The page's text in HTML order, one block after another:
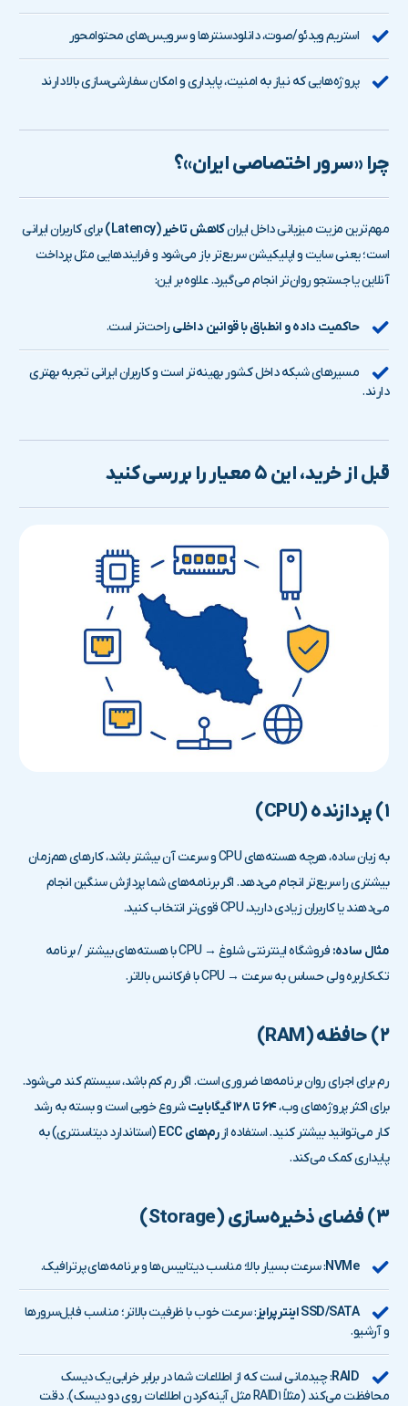
استریم ویدئو/صوت، دانلودسنترها و سرویس‌های محتوامحور
پروژه‌هایی که نیاز به امنیت، پایداری و امکان سفارشی‌سازی بالا دارند
چرا «سرور اختصاصی ایران»؟
مهم‌ترین مزیت میزبانی داخل ایرانکاهش تاخیر (Latency)
برای کاربران ایرانی
است؛ یعنی سایت و اپلیکیشن سریع‌تر باز می‌شود و فرایندهایی مثل پرداخت
آنلاین یا جستجو روان‌تر انجام می‌گیرد. علاوه بر این:
حاکمیت داده و انطباق با قوانین داخلی راحت‌تر است.
مسیرهای شبکه داخل کشور بهینه‌تر است و کاربران ایرانی تجربه بهتری
دارند.
قبل از خرید، این ۵ معیار را بررسی کنید
۱) پردازنده (CPU)
به زبان ساده، هرچه هسته‌های CPU و سرعت آن بیشتر باشد، کارهای هم‌زمان
بیشتری را سریع‌تر انجام می‌دهد. اگر برنامه‌های شما پردازش سنگین انجام
می‌دهند یا کاربران زیادی دارید، CPU قوی‌تر انتخاب کنید.
مثال ساده:
فروشگاه اینترنتی شلوغ → CPU با هسته‌های بیشتر / برنامه
تک‌کاربره ولی حساس به سرعت → CPU با فرکانس بالاتر.
۲) حافظه (RAM)
رم برای اجرای روان برنامه‌ها ضروری است. اگر رم کم باشد، سیستم کند می‌شود.
برای اکثر پروژه‌های وب،۶۴ تا ۱۲۸ گیگابایت
شروع خوبی است و بسته به رشد
کار می‌توانید بیشتر کنید. استفاده ازرم‌های ECC
(استاندارد دیتاسنتری) به
پایداری کمک می‌کند.
۳) فضای ذخیره‌سازی (Storage)
NVMe: سرعت بسیار بالا؛ مناسب دیتابیس‌ها و برنامه‌های پرترافیک.
SSD/SATA اینترپرایز
: سرعت خوب با ظرفیت بالاتر؛ مناسب فایل‌سرورها
و آرشیو.
RAID: چیدمانی است که از اطلاعات شما در برابر خرابی یک دیسک
محافظت می‌کند (مثلاً RAID۱ مثل آینه‌کردن اطلاعات روی دو دیسک). دقت